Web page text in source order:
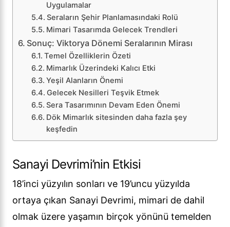
Uygulamalar
Seraların Şehir Planlamasındaki Rolü
Mimari Tasarımda Gelecek Trendleri
Sonuç: Viktorya Dönemi Seralarının Mirası
Temel Özelliklerin Özeti
Mimarlık Üzerindeki Kalıcı Etki
Yeşil Alanların Önemi
Gelecek Nesilleri Teşvik Etmek
Sera Tasarımının Devam Eden Önemi
Dök Mimarlık sitesinden daha fazla şey
keşfedin
Sanayi Devrimi’nin Etkisi
18’inci yüzyılın sonları ve 19’uncu yüzyılda
ortaya çıkan Sanayi Devrimi, mimari de dahil
olmak üzere yaşamın birçok yönünü temelden